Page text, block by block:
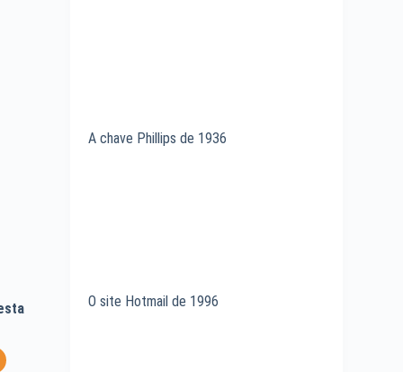
A chave Phillips de 1936
O site Hotmail de 1996